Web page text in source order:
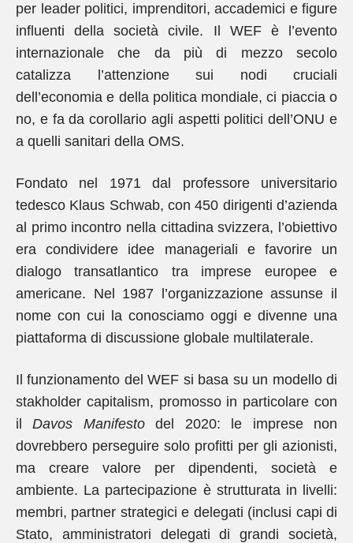
per leader politici, imprenditori, accademici e figure
influenti della società civile. Il WEF è l’evento
internazionale che da più di mezzo secolo
catalizza l’attenzione sui nodi cruciali
dell’economia e della politica mondiale, ci piaccia o
no, e fa da corollario agli aspetti politici dell’ONU e
a quelli sanitari della OMS.
Fondato nel 1971 dal professore universitario
tedesco Klaus Schwab, con 450 dirigenti d’azienda
al primo incontro nella cittadina svizzera, l’obiettivo
era condividere idee manageriali e favorire un
dialogo transatlantico tra imprese europee e
americane. Nel 1987 l’organizzazione assunse il
nome con cui la conosciamo oggi e divenne una
piattaforma di discussione globale multilaterale.
Il funzionamento del WEF si basa su un modello di
stakholder capitalism, promosso in particolare con
ilDavos Manifestodel 2020: le imprese non
dovrebbero perseguire solo profitti per gli azionisti,
ma creare valore per dipendenti, società e
ambiente. La partecipazione è strutturata in livelli:
membri, partner strategici e delegati (inclusi capi di
Stato, amministratori delegati di grandi società,